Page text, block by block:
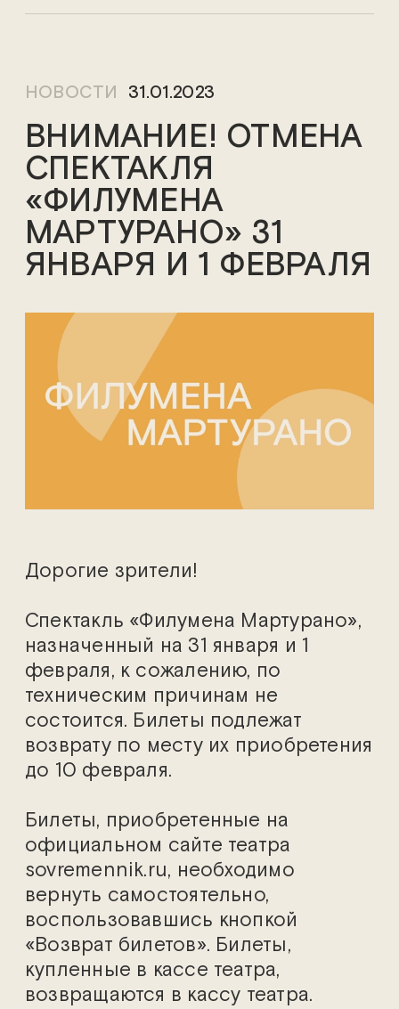
НОВОСТИ 31.01.2023
ВНИМАНИЕ! ОТМЕНА
СПЕКТАКЛЯ
«ФИЛУМЕНА
МАРТУРАНО» 31
ЯНВАРЯ И 1 ФЕВРАЛЯ
Дорогие зрители!
Спектакль «Филумена Мартурано»,
назначенный на 31 января и 1
февраля, к сожалению, по
техническим причинам не
состоится. Билеты подлежат
возврату по месту их приобретения
до 10 февраля.
Билеты, приобретенные на
официальном сайте театра
sovremennik.ru, необходимо
вернуть самостоятельно,
воспользовавшись кнопкой
«Возврат билетов». Билеты,
купленные в кассе театра,
возвращаются в кассу театра.